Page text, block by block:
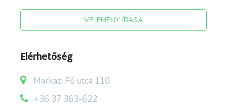
12 év és ismételten veszélyes repedések
keletkeztek a templom falán.
1906. június 24-én reggel 7 óra 30 perckor
hatalmas robajjal, porfelhőbe burkolózva a
torony összeomlott és magával sodorta a
templomhajó oldalfalainak és tetőzetének egy
részét is.
VÉLEMÉNY ÍRÁSA
Elérhetőség
Markaz, Fő utca 110.
+36 37 363-622